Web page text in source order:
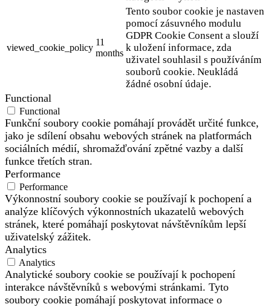
viewed_cookie_policy
11
months
Tento soubor cookie je nastaven
pomocí zásuvného modulu
GDPR Cookie Consent a slouží
k uložení informace, zda
uživatel souhlasil s používáním
souborů cookie. Neukládá
žádné osobní údaje.
Functional
Functional
Funkční soubory cookie pomáhají provádět určité funkce,
jako je sdílení obsahu webových stránek na platformách
sociálních médií, shromažďování zpětné vazby a další
funkce třetích stran.
Performance
Performance
Výkonnostní soubory cookie se používají k pochopení a
analýze klíčových výkonnostních ukazatelů webových
stránek, které pomáhají poskytovat návštěvníkům lepší
uživatelský zážitek.
Analytics
Analytics
Analytické soubory cookie se používají k pochopení
interakce návštěvníků s webovými stránkami. Tyto
soubory cookie pomáhají poskytovat informace o